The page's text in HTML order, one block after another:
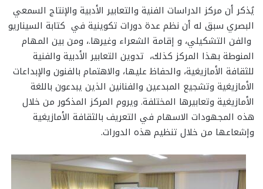
يُذكر أن مركز الدراسات الفنية والتعابير الأدبية والإنتاج السمعي
البصري سبق له أن نظم عدة دورات تكوينية في كتابة السيناريو
والفن التشكيلي، و إقامة الشعراء وغيرها.، ومن بين المهام
المنوطة بهذا المركز كذلك، تدوين التعابير الأدبية والفنية
للثقافة الأمازيغية، والحفاظ عليها، والاهتمام بالفنون والإبداعات
الأمازيغية وتشجيع المبدعين والفنانين الذين يبدعون باللغة
الأمازيغية وتعابيرها المختلفة. ويروم المركز المذكور من خلال
هذه المجهودات الاسهام في التعريف بالثقافة الأمازيغية
وإشعاعها من خلال تنظيم هذه الدورات.